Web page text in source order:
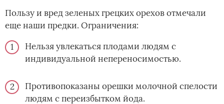
Пользу и вред зеленых грецких орехов отмечали
еще наши предки. Ограничения:
Нельзя увлекаться плодами людям с
индивидуальной непереносимостью.
Противопоказаны орешки молочной спелости
людям с переизбытком йода.